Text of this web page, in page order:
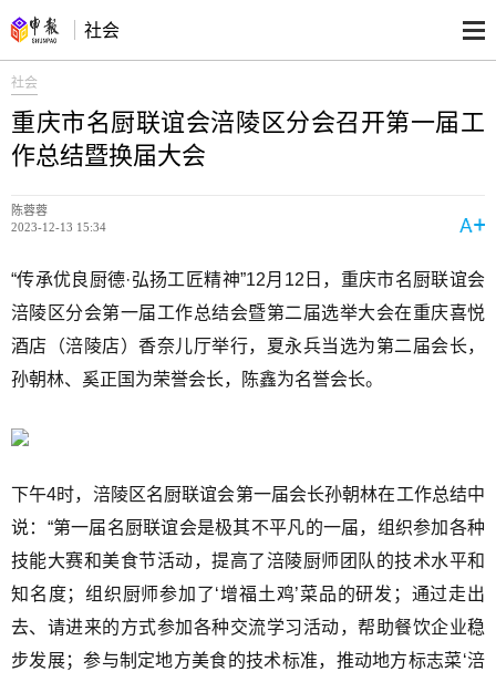
社会
社会
重庆市名厨联谊会涪陵区分会召开第一届工
作总结暨换届大会
陈蓉蓉
2023-12-13 15:34
“传承优良厨德·弘扬工匠精神”12月12日，重庆市名厨联谊会
涪陵区分会第一届工作总结会暨第二届选举大会在重庆喜悦
酒店（涪陵店）香奈儿厅举行，夏永兵当选为第二届会长，
孙朝林、奚正国为荣誉会长，陈鑫为名誉会长。
下午4时，涪陵区名厨联谊会第一届会长孙朝林在工作总结中
说：“第一届名厨联谊会是极其不平凡的一届，组织参加各种
技能大赛和美食节活动，提高了涪陵厨师团队的技术水平和
知名度；组织厨师参加了‘增福土鸡’菜品的研发；通过走出
去、请进来的方式参加各种交流学习活动，帮助餐饮企业稳
步发展；参与制定地方美食的技术标准，推动地方标志菜‘涪